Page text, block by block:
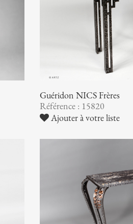
Guéridon NICS Frères
Référence : 15820
Ajouter à votre liste